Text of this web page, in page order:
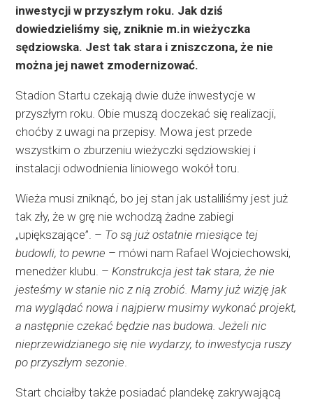
inwestycji w przyszłym roku. Jak dziś
dowiedzieliśmy się, zniknie m.in wieżyczka
sędziowska. Jest tak stara i zniszczona, że nie
można jej nawet zmodernizować.
Stadion Startu czekają dwie duże inwestycje w
przyszłym roku. Obie muszą doczekać się realizacji,
choćby z uwagi na przepisy. Mowa jest przede
wszystkim o zburzeniu wieżyczki sędziowskiej i
instalacji odwodnienia liniowego wokół toru.
Wieża musi zniknąć, bo jej stan jak ustaliliśmy jest już
tak zły, że w grę nie wchodzą żadne zabiegi
„upiększające”. – To są już ostatnie miesiące tej
budowli, to pewne – mówi nam Rafael Wojciechowski,
menedżer klubu. – Konstrukcja jest tak stara, że nie
jesteśmy w stanie nic z nią zrobić. Mamy już wizję jak
ma wyglądać nowa i najpierw musimy wykonać projekt,
a następnie czekać będzie nas budowa. Jeżeli nic
nieprzewidzianego się nie wydarzy, to inwestycja ruszy
po przyszłym sezonie
Start chciałby także posiadać plandekę zakrywającą